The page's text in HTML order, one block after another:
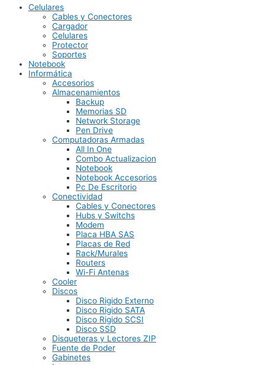
Celulares
Cables y Conectores
Cargador
Celulares
Protector
Soportes
Notebook
Informática
Accesorios
Almacenamientos
Backup
Memorias SD
Network Storage
Pen Drive
Computadoras Armadas
All In One
Combo Actualizacion
Notebook
Notebook Accesorios
Pc De Escritorio
Conectividad
Cables y Conectores
Hubs y Switchs
Modem
Placa HBA SAS
Placas de Red
Rack/Murales
Routers
Wi-Fi Antenas
Cooler
Discos
Disco Rigido Externo
Disco Rigido SATA
Disco Rigido SCSI
Disco SSD
Disqueteras y Lectores ZIP
Fuente de Poder
Gabinetes